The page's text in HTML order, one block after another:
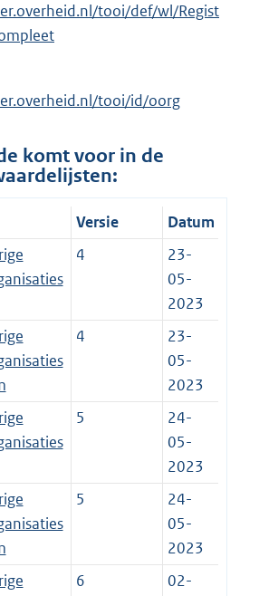
tooi/def/wl/Regist
tooi/id/oorg
komt voor in de
Versie
Datum
4
23-
05-
2023
4
23-
05-
2023
5
24-
05-
2023
5
24-
05-
2023
6
02-